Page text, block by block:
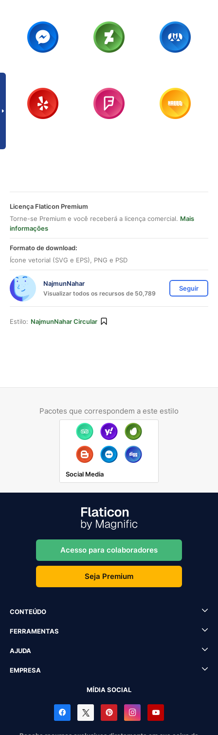
Licença Flaticon Premium
Torne-se Premium e você receberá a licença comercial. Mais
informações
Formato de download:
Ícone vetorial (SVG e EPS), PNG e PSD
NajmunNahar
Visualizar todos os recursos de 50,789
Seguir
Estilo: NajmunNahar Circular
Pacotes que correspondem a este estilo
Social Media
Acesso para colaboradores
Seja Premium
CONTEÚDO
FERRAMENTAS
AJUDA
EMPRESA
MÍDIA SOCIAL